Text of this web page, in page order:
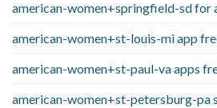
american-women+springfield-sd for
american-women+st-louis-mi app
american-women+st-paul-va apps
american-women+st-petersburg-pa